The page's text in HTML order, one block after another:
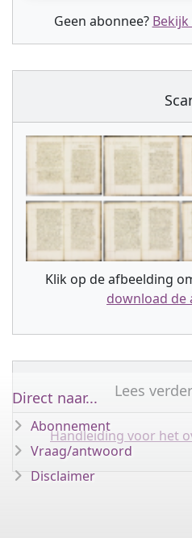
Geen abonnee?
Klik op de afbeelding
download de
Lees
Handleiding voor het
Direct naar...
Abonnement
Vraag/antwoord
Disclaimer